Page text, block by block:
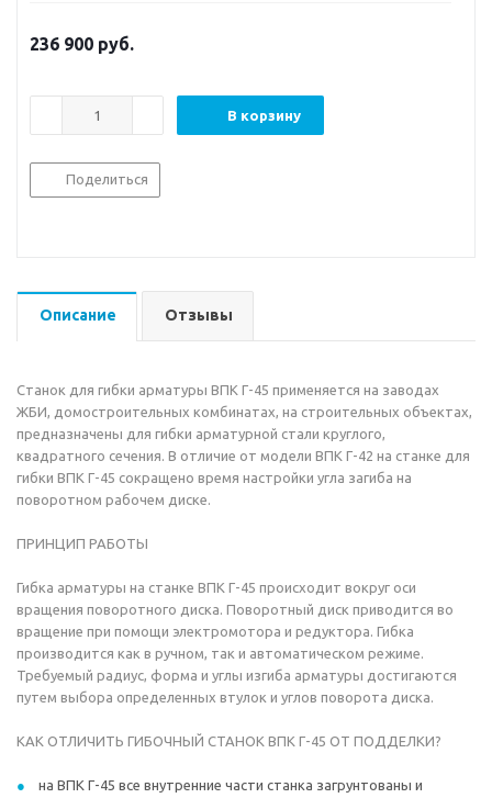
236 900 руб.
В корзину
Поделиться
Описание Отзывы
Станок для гибки арматуры ВПК Г-45 применяется на заводах
ЖБИ, домостроительных комбинатах, на строительных объектах,
предназначены для гибки арматурной стали круглого,
квадратного сечения. В отличие от модели ВПК Г-42 на станке для
гибки ВПК Г-45 сокращено время настройки угла загиба на
поворотном рабочем диске.
ПРИНЦИП РАБОТЫ
Гибка арматуры на станке ВПК Г-45 происходит вокруг оси
вращения поворотного диска. Поворотный диск приводится во
вращение при помощи электромотора и редуктора. Гибка
производится как в ручном, так и автоматическом режиме.
Требуемый радиус, форма и углы изгиба арматуры достигаются
путем выбора определенных втулок и углов поворота диска.
КАК ОТЛИЧИТЬ ГИБОЧНЫЙ СТАНОК ВПК Г-45 ОТ ПОДДЕЛКИ?
на ВПК Г-45 все внутренние части станка загрунтованы и